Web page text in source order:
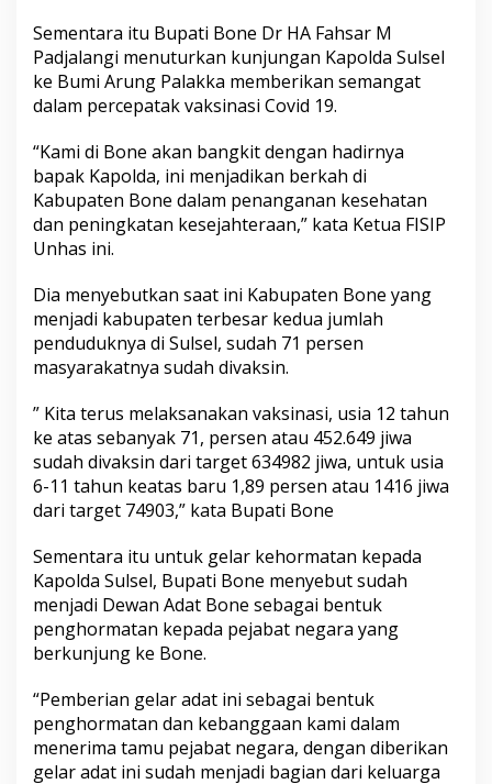
Sementara itu Bupati Bone Dr HA Fahsar M
Padjalangi menuturkan kunjungan Kapolda Sulsel
ke Bumi Arung Palakka memberikan semangat
dalam percepatak vaksinasi Covid 19.
“Kami di Bone akan bangkit dengan hadirnya
bapak Kapolda, ini menjadikan berkah di
Kabupaten Bone dalam penanganan kesehatan
dan peningkatan kesejahteraan,” kata Ketua FISIP
Unhas ini.
Dia menyebutkan saat ini Kabupaten Bone yang
menjadi kabupaten terbesar kedua jumlah
penduduknya di Sulsel, sudah 71 persen
masyarakatnya sudah divaksin.
” Kita terus melaksanakan vaksinasi, usia 12 tahun
ke atas sebanyak 71, persen atau 452.649 jiwa
sudah divaksin dari target 634982 jiwa, untuk usia
6-11 tahun keatas baru 1,89 persen atau 1416 jiwa
dari target 74903,” kata Bupati Bone
Sementara itu untuk gelar kehormatan kepada
Kapolda Sulsel, Bupati Bone menyebut sudah
menjadi Dewan Adat Bone sebagai bentuk
penghormatan kepada pejabat negara yang
berkunjung ke Bone.
“Pemberian gelar adat ini sebagai bentuk
penghormatan dan kebanggaan kami dalam
menerima tamu pejabat negara, dengan diberikan
gelar adat ini sudah menjadi bagian dari keluarga